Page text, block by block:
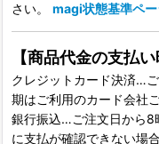
さい。 magi状態基準ペ
【商品代金の支払い
クレジットカード決済…
期はご利用のカード会社
銀行振込…ご注文日から8
に支払が確認できない場